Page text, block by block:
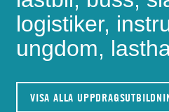
logistiker,
ungdom,
VISA ALLA